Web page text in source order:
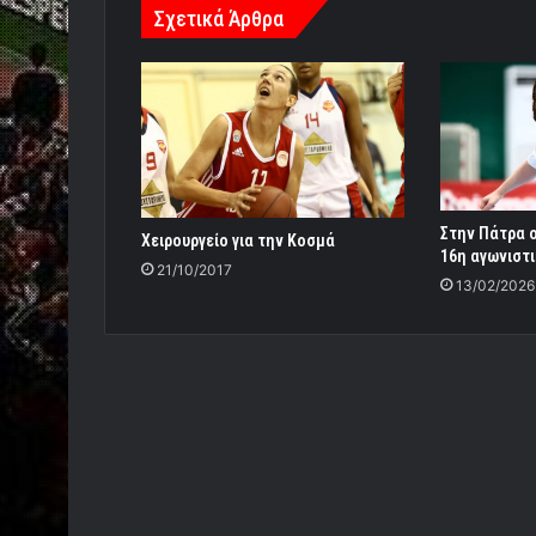
Σχετικά Άρθρα
Χειρουργείο για την Κοσμά
21/10/2017
Στην Πάτρα
16η
13/02/2026